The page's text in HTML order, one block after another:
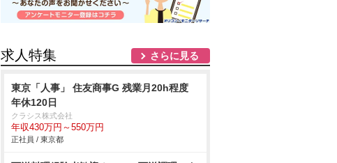
求人特集 さらに見る
東京「人事」 住友商事G 残業月20h程度
年休120日
クラシス株式会社
年収430万円～550万円
正社員 / 東京都